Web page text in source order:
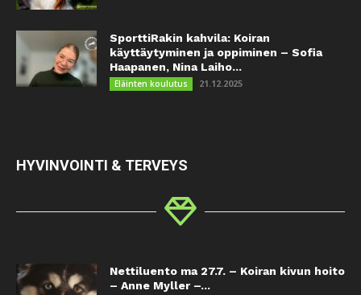
SporttiRakin kahvila: Koiran
käyttäytyminen ja oppiminen – Sofia
Haapanen, Nina Laiho...
Eläinten koulutus 21.12.2025
HYVINVOINTI & TERVEYS
Nettiluento ma 27.7. – Koiran kivun hoito
– Anne Myller –...